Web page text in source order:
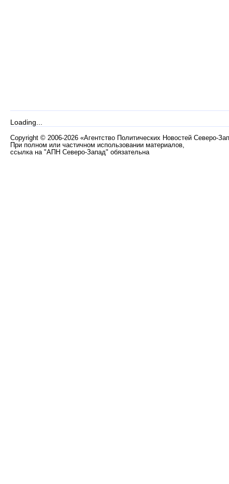
Loading...
Copyright © 2006-2026 «Агентство Политических Новостей Северо-
При полном или частичном использовании материалов,
ссылка на "АПН Северо-Запад" обязательна